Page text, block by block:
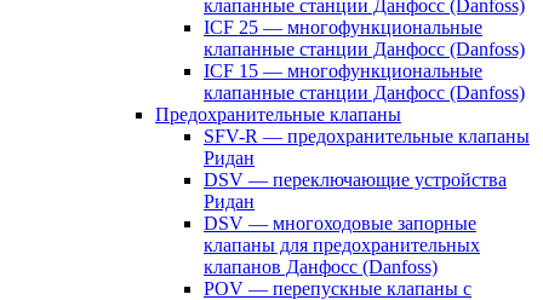
клапанные станции Данфосс (Danfoss)
ICF 25 — многофункциональные
клапанные станции Данфосс (Danfoss)
ICF 15 — многофункциональные
клапанные станции Данфосс (Danfoss)
Предохранительные клапаны
SFV-R — предохранительные клапаны
Ридан
DSV — переключающие устройства
Ридан
DSV — многоходовые запорные
клапаны для предохранительных
клапанов Данфосс (Danfoss)
POV — перепускные клапаны с